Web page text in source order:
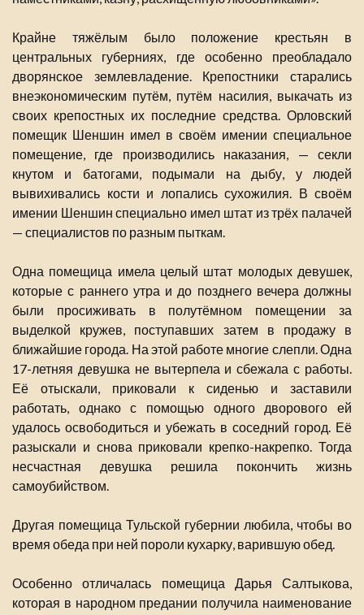
Крайне тяжёлым было положение крестьян в
центральных губерниях, где особенно преобладало
дворянское землевладение. Крепостники старались
внеэкономическим путём, путём насилия, выкачать из
своих крепостных их последние средства. Орловский
помещик Шеншин имел в своём имении специальное
помещение, где производились наказания, — секли
кнутом и батогами, подымали на дыбу, у людей
вывихивались кости и лопались сухожилия. В своём
имении Шеншин специально имел штат из трёх палачей
— специалистов по разным пыткам.
Одна помещица имела целый штат молодых девушек,
которые с раннего утра и до позднего вечера должны
были просиживать в полутёмном помещении за
выделкой кружев, поступавших затем в продажу в
ближайшие города. На этой работе многие слепли. Одна
17-летняя девушка не вытерпела и сбежала с работы.
Её отыскали, приковали к сиденью и заставили
работать, однако с помощью одного дворового ей
удалось освободиться и убежать в соседний город. Её
разыскали и снова приковали крепко-накрепко. Тогда
несчастная девушка решила покончить жизнь
самоубийством.
Другая помещица Тульской губернии любила, чтобы во
время обеда при ней пороли кухарку, варившую обед.
Особенно отличалась помещица Дарья Салтыкова,
которая в народном предании получила наименование